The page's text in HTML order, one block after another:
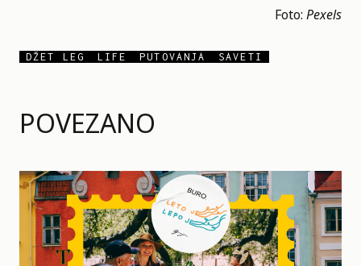
POVEZANO
Foto: Pexels
DŽET LEG LIFE PUTOVANJA SAVETI